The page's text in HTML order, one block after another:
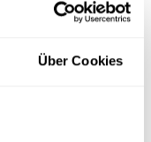
Über Cookies